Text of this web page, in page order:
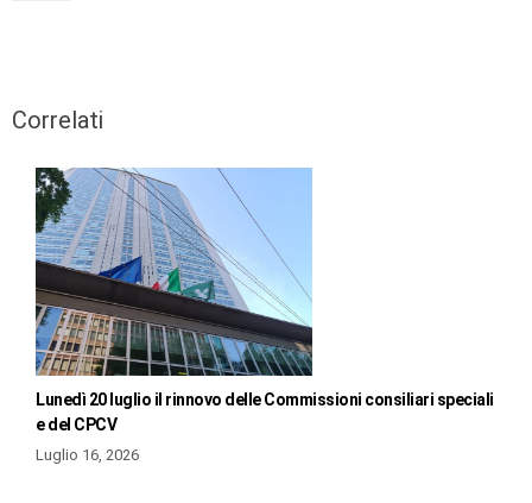
Correlati
Lunedì 20 luglio il rinnovo delle Commissioni consiliari speciali
e del CPCV
Luglio 16, 2026